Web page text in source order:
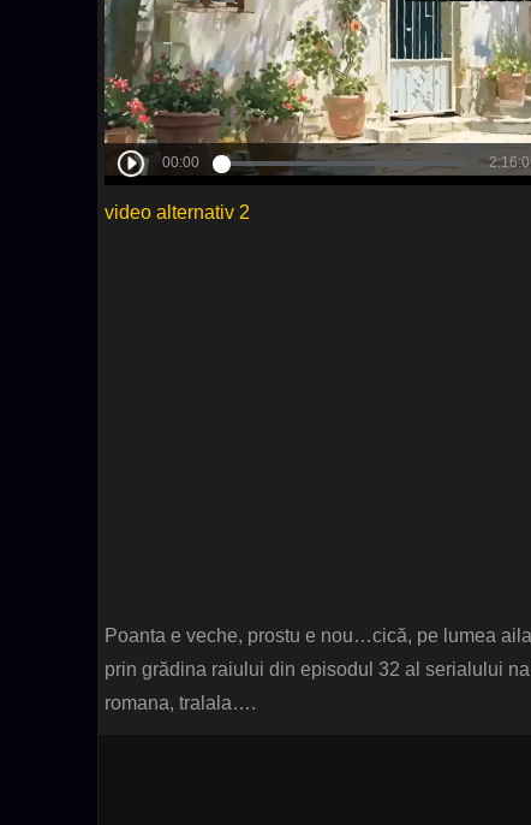
video alternativ 2
Poanta e veche, prostu e nou…cică, pe lumea
prin grădina raiului din episodul 32 al serialului
romana, tralala….